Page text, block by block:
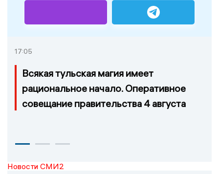
17:05
Всякая тульская магия имеет
рациональное начало. Оперативное
совещание правительства 4 августа
Новости СМИ2